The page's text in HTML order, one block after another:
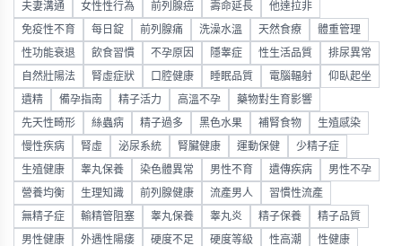
夫妻溝通 女性性行為 前列腺癌 壽命延長 他達拉非
免疫性不育 每日錠 前列腺痛 洗澡水溫 天然食療 體重管理
性功能衰退 飲食習慣 不孕原因 隱睾症 性生活品質 排尿異常
自然壯陽法 腎虛症狀 口腔健康 睡眠品質 電腦輻射 仰臥起坐
遺精 備孕指南 精子活力 高溫不孕 藥物對生育影響
先天性畸形 絲蟲病 精子過多 黑色水果 補腎食物 生殖感染
慢性疾病 腎虛 泌尿系統 腎臟健康 運動保健 少精子症
生殖健康 睾丸保養 染色體異常 男性不育 遺傳疾病 男性不孕
營養均衡 生理知識 前列腺健康 流產男人 習慣性流產
無精子症 輸精管阻塞 睾丸保養 睾丸炎 精子保養 精子品質
男性健康 外遇性陽痿 硬度不足 硬度等級 性高潮 性健康